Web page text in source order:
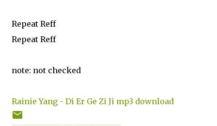
Repeat Reff
Repeat Reff
note: not checked
Rainie Yang - Di Er Ge Zi Ji mp3 download